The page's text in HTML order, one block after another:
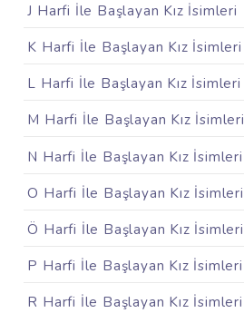
J Harfi İle Başlayan Kız İsimleri
K Harfi İle Başlayan Kız İsimleri
L Harfi İle Başlayan Kız İsimleri
M Harfi İle Başlayan Kız İsimleri
N Harfi İle Başlayan Kız İsimleri
O Harfi İle Başlayan Kız İsimleri
Ö Harfi İle Başlayan Kız İsimleri
P Harfi İle Başlayan Kız İsimleri
R Harfi İle Başlayan Kız İsimleri